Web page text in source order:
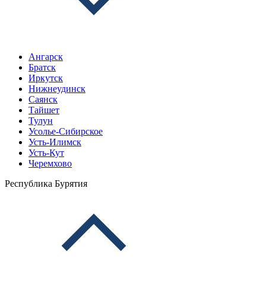
Ангарск
Братск
Иркутск
Нижнеудинск
Саянск
Тайшет
Тулун
Усолье-Сибирское
Усть-Илимск
Усть-Кут
Черемхово
Республика Бурятия